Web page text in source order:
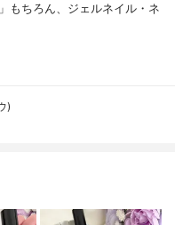
もちろん、ジェルネイル・ネ
)